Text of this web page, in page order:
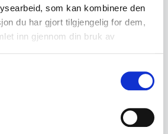
som kan kombinere den
du har gjort tilgjengelig for dem,
inn gjennom din bruk av
Next lot →
#114
tray with glass front and a